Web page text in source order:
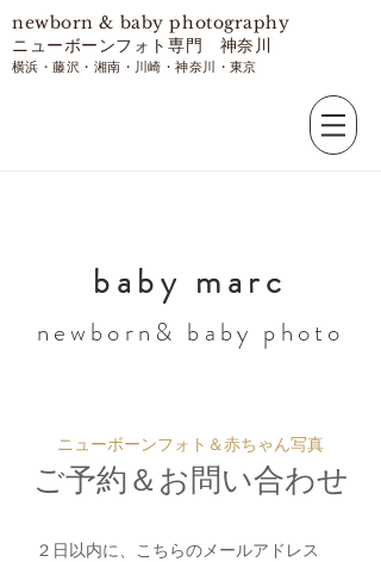
​newborn & baby photography
ニューボーンフォト専門 神奈川
​横浜・藤沢・湘南・川崎・神奈川・東京
​baby marc
​newborn& baby photo
ニューボーンフォト＆赤ちゃん写真
​ご予約＆お問い合わせ
２日以内に、こちらのメールアドレス